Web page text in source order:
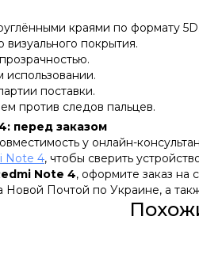
краями по формату 5D.
покрытия.
использовании.
поставки.
против следов пальцев.
перед заказом
у онлайн-
Note 4, чтобы сверить
Note 4, оформите заказ на
Новой Почтой по Украине, а